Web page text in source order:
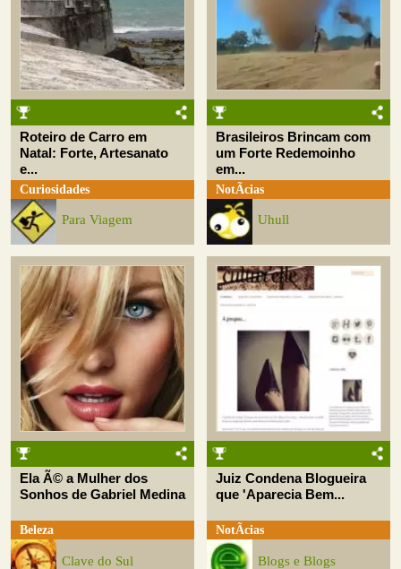
Roteiro de Carro em
Natal: Forte, Artesanato
e...
Curiosidades
Para Viagem
Brasileiros Brincam com
um Forte Redemoinho
em...
NotÃ­cias
Uhull
Ela Ã© a Mulher dos
Sonhos de Gabriel Medina
Beleza
Clave do Sul
Juiz Condena Blogueira
que 'Aparecia Bem...
NotÃ­cias
Blogs e Blogs